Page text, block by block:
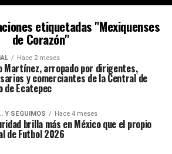
etiquetadas "Mexiquenses
de Corazón"
Hace 2 meses
Martínez, arropado por dirigentes,
y comerciantes de la Central de
de Ecatepec
Y SEGUIMOS Hace 4 meses
brilla más en México que el propio
de Futbol 2026